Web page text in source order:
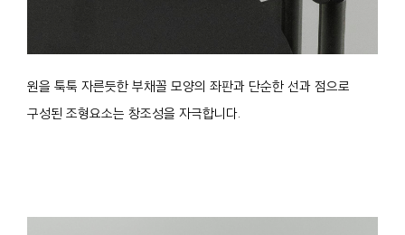
원을 툭툭 자른듯한 부채꼴 모양의 좌판과 단순한 선과 점으로
구성된 조형요소는 창조성을 자극합니다.